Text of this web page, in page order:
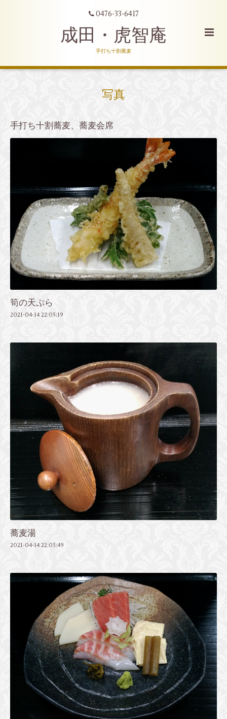
0476-33-6417
成田・虎智庵
手打ち十割蕎麦
写真
手打ち十割蕎麦、蕎麦会席
筍の天ぷら
2021-04-14 22:05:19
蕎麦湯
2021-04-14 22:05:49